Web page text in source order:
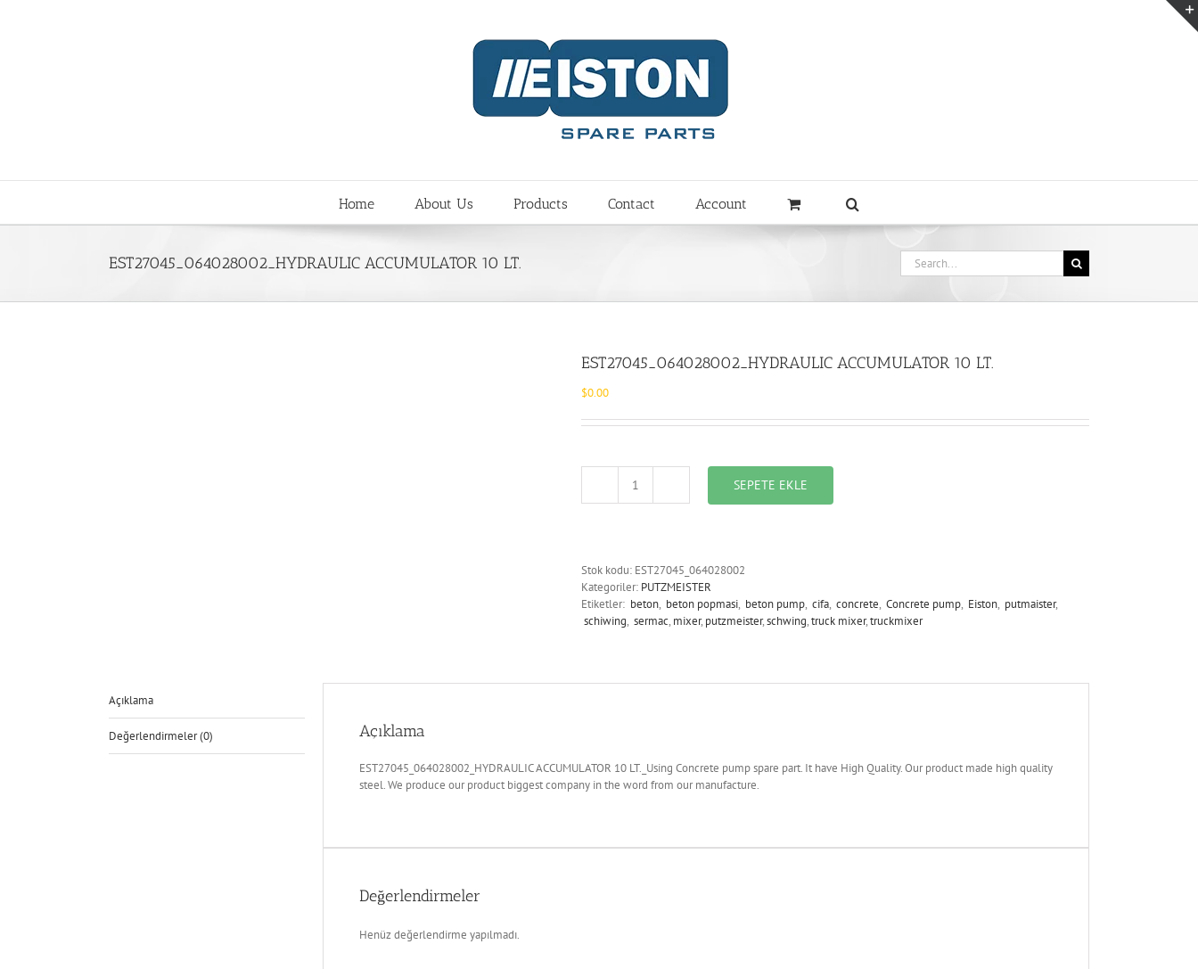
Home About Us Products Contact Account
EST27045_064028002_HYDRAULIC ACCUMULATOR 10 LT.
Search
for:
EST27045_064028002_HYDRAULIC ACCUMULATOR 10 LT.
$0.00
EST27045_064028002_HYDRAULIC
ACCUMULATOR
SEPETE EKLE
Stok kodu: EST27045_064028002
Kategoriler: PUTZMEISTER
Etiketler: beton, beton popmasi, beton pump, cifa, concrete, Concrete pump, Eiston, putmaister,
schiwing, sermac, mixer, putzmeister,schwing,truck mixer,truckmixer
Açıklama
Değerlendirmeler (0) Açıklama
EST27045_064028002_HYDRAULIC ACCUMULATOR 10 LT._Using Concrete pump spare part. It have High Quality. Our product made high quality
steel. We produce our product biggest company in the word from our manufacture.
Değerlendirmeler
Henüz değerlendirme yapılmadı.